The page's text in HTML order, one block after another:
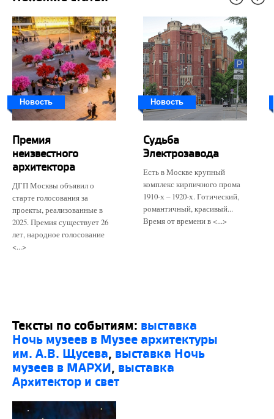
Новость
Премия
неизвестного
архитектора
ДГП Москвы объявил о
старте голосования за
проекты, реализованные в
2025. Премия существует 26
лет, народное голосование
<...>
Новость
Судьба
Электрозавода
Есть в Москве крупный
комплекс кирпичного прома
1910-х – 1920-х. Готический,
романтичный, красивый...
Время от времени в <...>
Тексты по событиям: выставка
Ночь музеев в Музее архитектуры
им. А.В. Щусева, выставка Ночь
музеев в МАРХИ, выставка
Архитектор и свет